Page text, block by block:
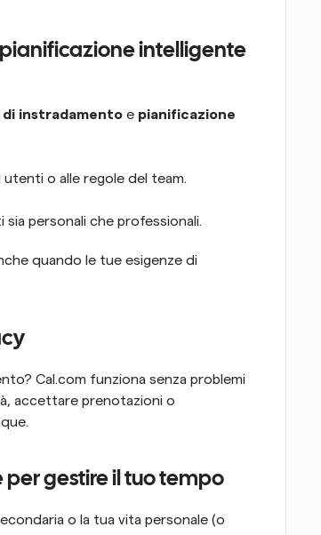
intelligente
di instradamento e pianificazione
o alle regole del team.
personali che professionali.
quando le tue esigenze di
Cal.com funziona senza problemi
accettare prenotazioni o
gestire il tuo tempo
o la tua vita personale (o